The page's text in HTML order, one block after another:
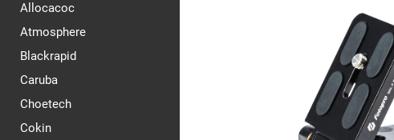
Allocacoc
Atmosphere
Blackrapid
Caruba
Choetech
Cokin